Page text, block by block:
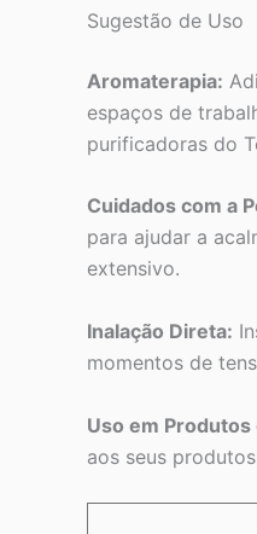
Sugestão de Uso
Aromaterapia:
espaços de
purificadoras do
Cuidados com a
para ajudar a
extensivo.
Inalação Direta:
momentos de
Uso em Produtos
aos seus